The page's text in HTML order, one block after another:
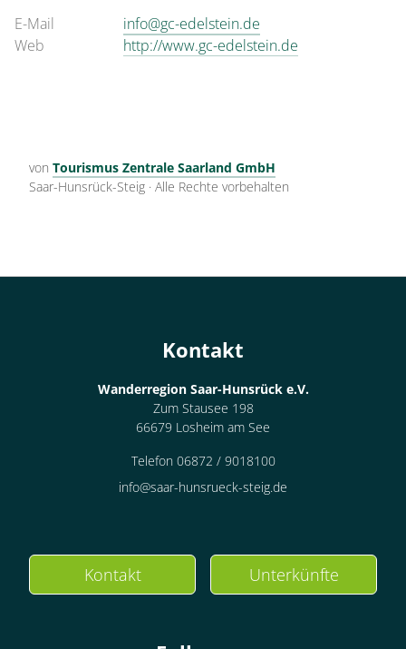
E-Mail
info@gc-edelstein.de
Web
http://www.gc-edelstein.de
von Tourismus Zentrale Saarland GmbH
Saar-Hunsrück-Steig · Alle Rechte vorbehalten
Kontakt
Wanderregion Saar-Hunsrück e.V.
Zum Stausee 198
66679 Losheim am See
Telefon 06872 / 9018100
info@saar-hunsrueck-steig.de
Kontakt Unterkünfte